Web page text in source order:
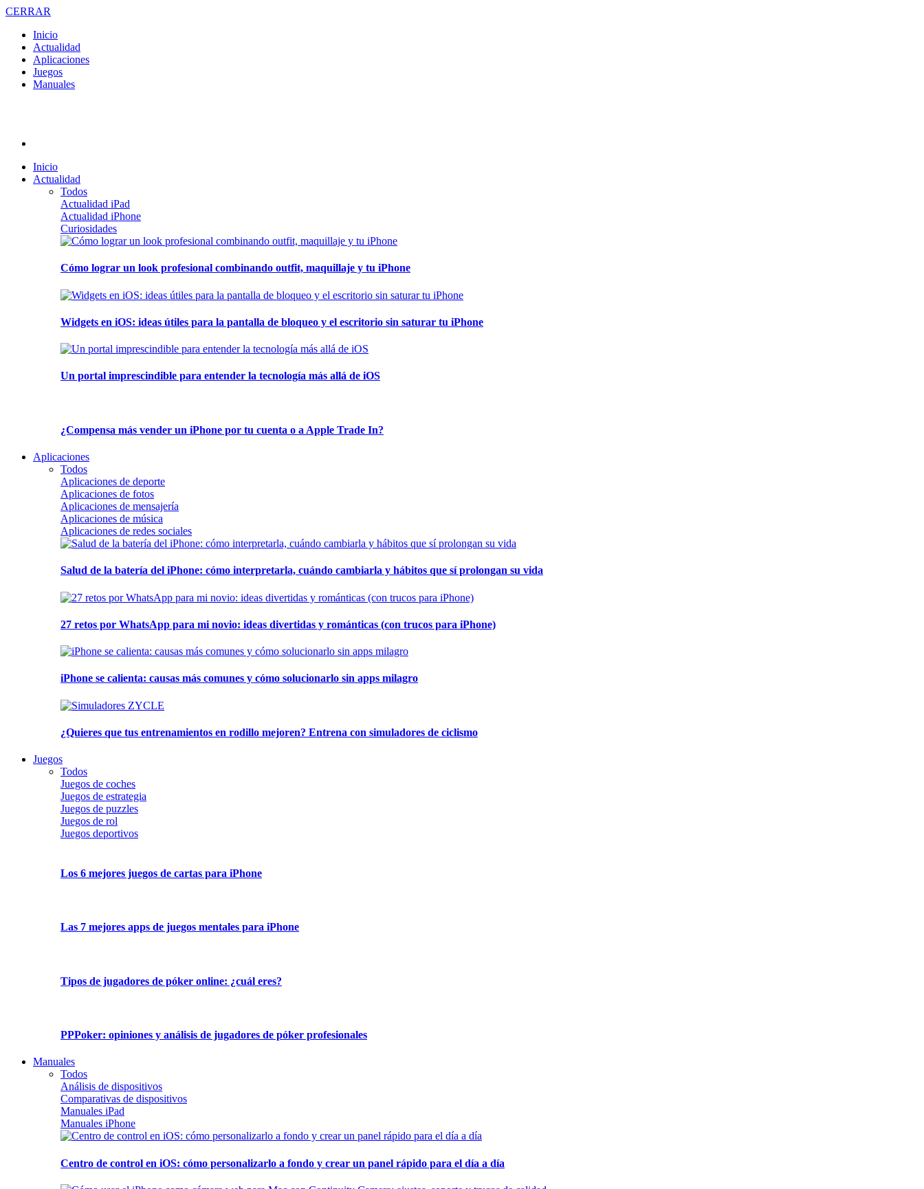
CERRAR
Inicio
Actualidad
Aplicaciones
Juegos
Manuales
Inicio
Actualidad
Todos
Actualidad iPad
Actualidad iPhone
Curiosidades
Cómo lograr un look profesional combinando outfit, maquillaje y tu iPhone
Widgets en iOS: ideas útiles para la pantalla de bloqueo y el escritorio sin saturar tu iPhone
Un portal imprescindible para entender la tecnología más allá de iOS
¿Compensa más vender un iPhone por tu cuenta o a Apple Trade In?
Aplicaciones
Todos
Aplicaciones de deporte
Aplicaciones de fotos
Aplicaciones de mensajería
Aplicaciones de música
Aplicaciones de redes sociales
Salud de la batería del iPhone: cómo interpretarla, cuándo cambiarla y hábitos que sí prolongan su vida
27 retos por WhatsApp para mi novio: ideas divertidas y románticas (con trucos para iPhone)
iPhone se calienta: causas más comunes y cómo solucionarlo sin apps milagro
¿Quieres que tus entrenamientos en rodillo mejoren? Entrena con simuladores de ciclismo
Juegos
Todos
Juegos de coches
Juegos de estrategia
Juegos de puzzles
Juegos de rol
Juegos deportivos
Los 6 mejores juegos de cartas para iPhone
Las 7 mejores apps de juegos mentales para iPhone
Tipos de jugadores de póker online: ¿cuál eres?
PPPoker: opiniones y análisis de jugadores de póker profesionales
Manuales
Todos
Análisis de dispositivos
Comparativas de dispositivos
Manuales iPad
Manuales iPhone
Centro de control en iOS: cómo personalizarlo a fondo y crear un panel rápido para el día a día